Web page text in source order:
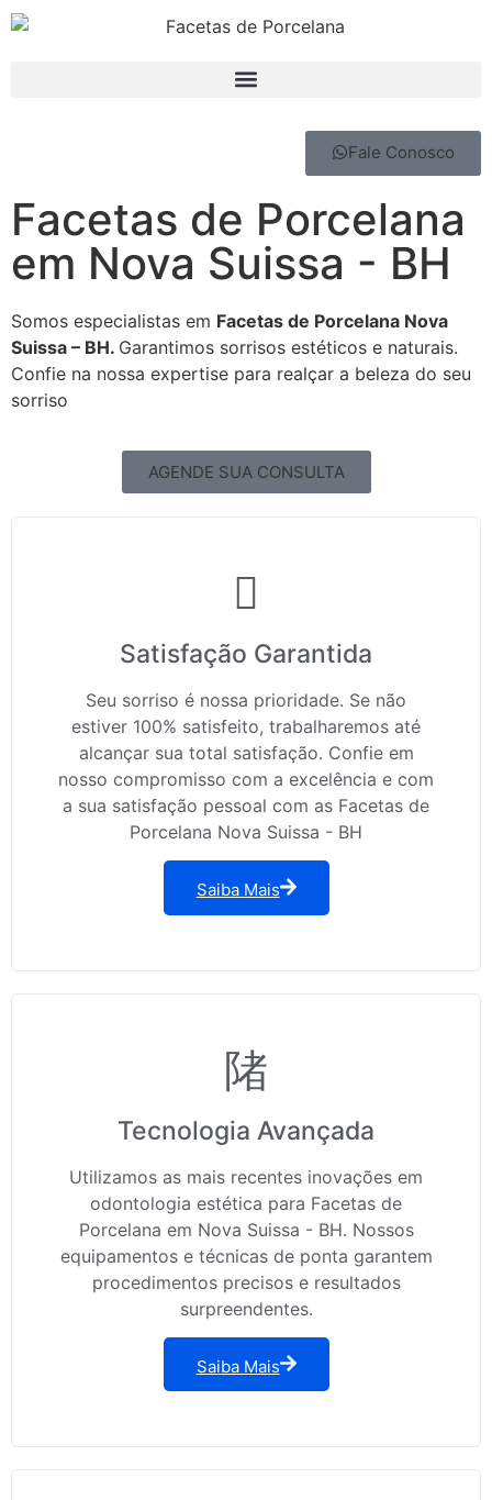
Fale Conosco
Facetas de Porcelana
em Nova Suissa - BH
Somos especialistas em Facetas de Porcelana Nova
Suissa – BH. Garantimos sorrisos estéticos e naturais.
Confie na nossa expertise para realçar a beleza do seu
sorriso
AGENDE SUA CONSULTA
Satisfação Garantida
Seu sorriso é nossa prioridade. Se não
estiver 100% satisfeito, trabalharemos até
alcançar sua total satisfação. Confie em
nosso compromisso com a excelência e com
a sua satisfação pessoal com as Facetas de
Porcelana Nova Suissa - BH
Saiba Mais
Tecnologia Avançada
Utilizamos as mais recentes inovações em
odontologia estética para Facetas de
Porcelana em Nova Suissa - BH. Nossos
equipamentos e técnicas de ponta garantem
procedimentos precisos e resultados
surpreendentes.
Saiba Mais